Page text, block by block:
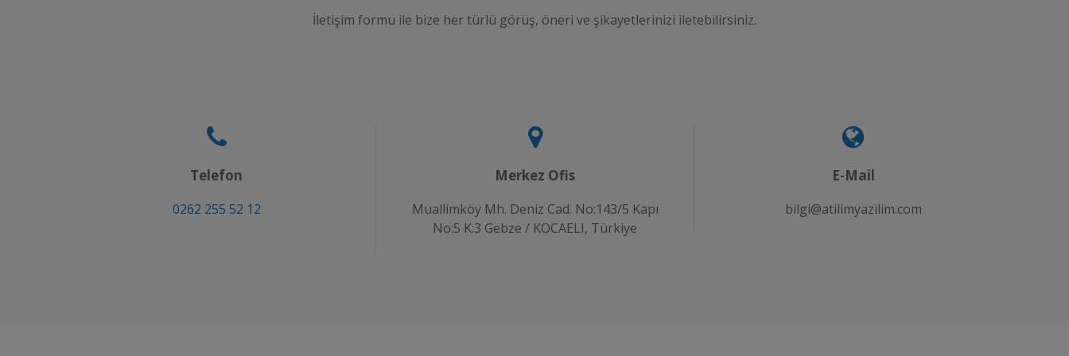
İletişim formu ile bize her türlü görüş, öneri ve şikayetlerinizi iletebilirsiniz.
Telefon
0262 255 52 12
Merkez Ofis
Muallimköy Mh. Deniz Cad. No:143/5 Kapı
No:5 K:3 Gebze / KOCAELI, Türkiye
E-Mail
bilgi@atilimyazilim.com